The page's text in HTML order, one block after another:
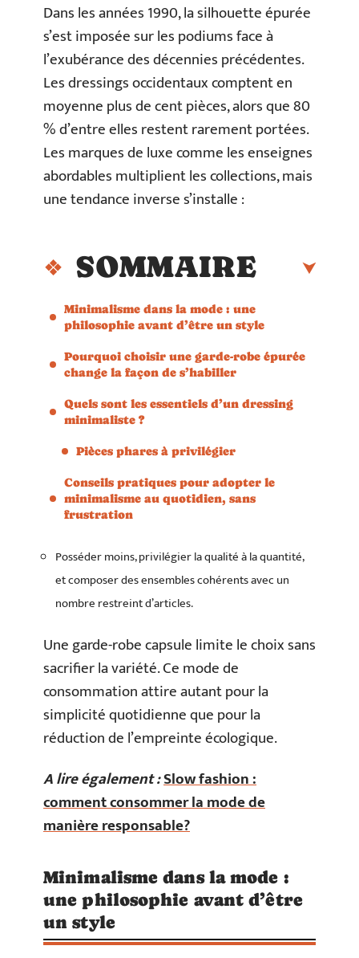
Dans les années 1990, la silhouette épurée
s’est imposée sur les podiums face à
l’exubérance des décennies précédentes.
Les dressings occidentaux comptent en
moyenne plus de cent pièces, alors que 80
% d’entre elles restent rarement portées.
Les marques de luxe comme les enseignes
abordables multiplient les collections, mais
une tendance inverse s’installe :
SOMMAIRE
Minimalisme dans la mode : une
philosophie avant d’être un style
Pourquoi choisir une garde-robe épurée
change la façon de s’habiller
Quels sont les essentiels d’un dressing
minimaliste ?
Pièces phares à privilégier
Conseils pratiques pour adopter le
minimalisme au quotidien, sans
frustration
Posséder moins, privilégier la qualité à la quantité,
et composer des ensembles cohérents avec un
nombre restreint d’articles.
Une garde-robe capsule limite le choix sans
sacrifier la variété. Ce mode de
consommation attire autant pour la
simplicité quotidienne que pour la
réduction de l’empreinte écologique.
A lire également :Slow fashion :
comment consommer la mode de
manière responsable?
Minimalisme dans la mode :
une philosophie avant d’être
un style